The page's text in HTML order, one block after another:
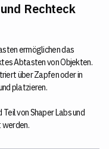
Rechteck
ermöglichen das
Abtasten von Objekten.
über Zapfen oder in
platzieren.
von Shaper Labs und
werden.